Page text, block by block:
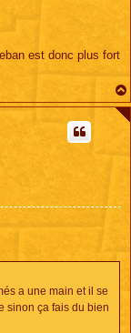
est donc plus fort
a une main et il se
sinon ça fais du bien